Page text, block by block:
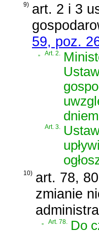
9) art. 2 i 3
59, poz.
„ Art. 2.
Art. 3.
10) art. 78,
zmianie
Art. 78.
Do